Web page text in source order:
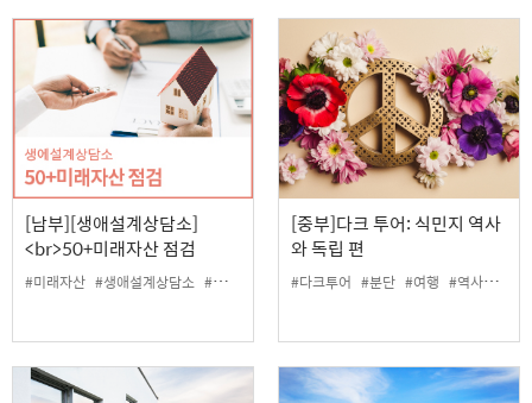
[남부][생애설계상담소]
<br>50+미래자산 점검
#미래자산 #생애설계상담소 #재무
[중부]다크 투어: 식민지 역사
와 독립 편
#다크투어 #분단 #여행 #역사 #평화